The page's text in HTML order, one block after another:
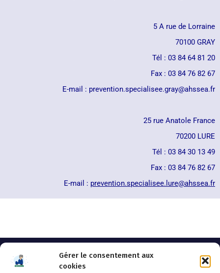
Gérer le consentement aux
cookies
5 A rue de Lorraine
70100 GRAY
Tél : 03 84 64 81 20
Fax : 03 84 76 82 67
E-mail : prevention.specialisee.gray@ahssea.fr
25 rue Anatole France
70200 LURE
Tél : 03 84 30 13 49
Fax : 03 84 76 82 67
E-mail : prevention.specialisee.lure@ahssea.fr